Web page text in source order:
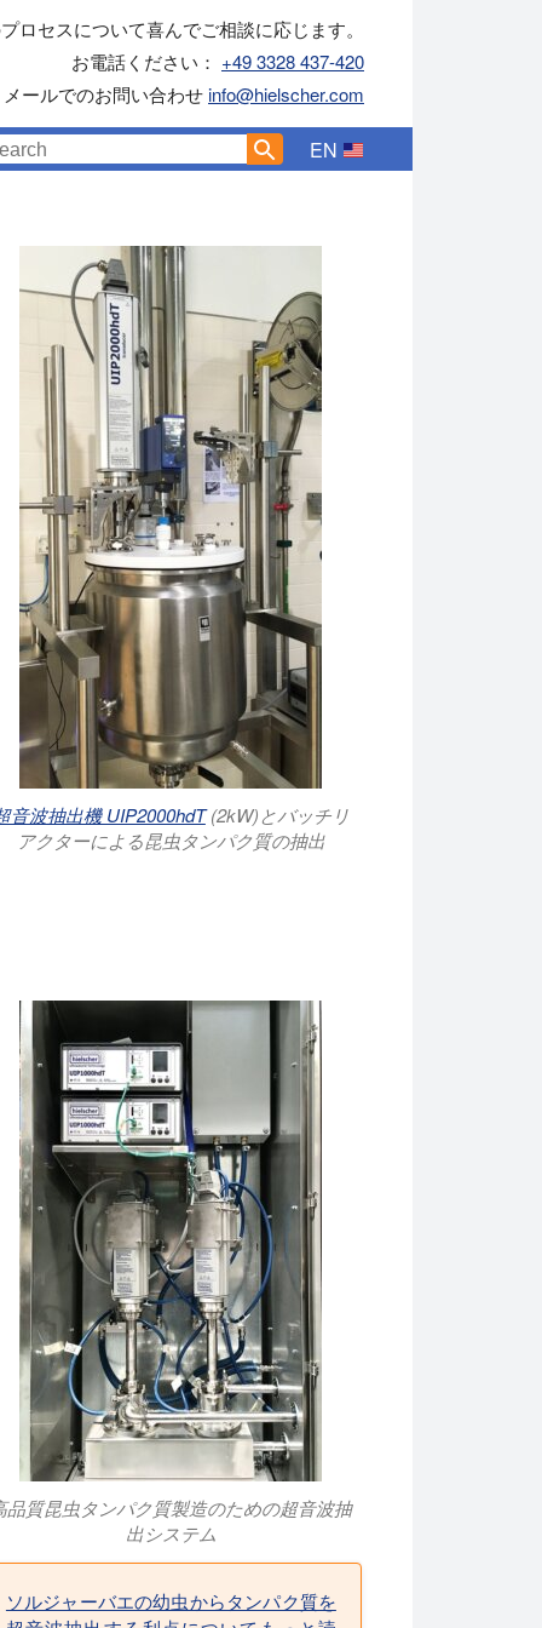
ロセスについて喜んでご相談に応じます。
お電話ください： +49 3328 437-420
メールでのお問い合わせinfo@hielscher.com
EN
音波抽出機 UIP2000hdT(2kW)とバッチリ
アクターによる昆虫タンパク質の抽出
品質昆虫タンパク質製造のための超音波抽
出システム
ソルジャーバエの幼虫からタンパク質を